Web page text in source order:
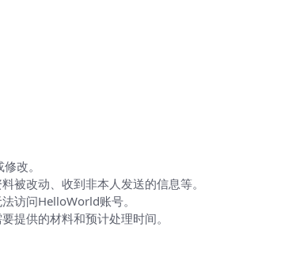
改。
被改动、收到非本人发送的信息等。
访问HelloWorld账号。
提供的材料和预计处理时间。